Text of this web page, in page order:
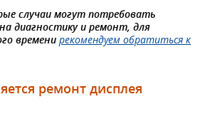
случаи могут потребовать
диагностику и ремонт, для
времени рекомендуем обратиться к
ремонт дисплея